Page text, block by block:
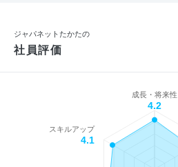
ジャパネットたかたの
社員評価
成長・将来性
4.2
スキルアップ
4.1